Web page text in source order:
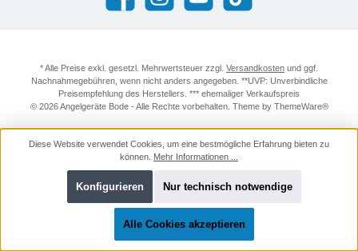
Facebook Instagram YouTube TikTok
* Alle Preise exkl. gesetzl. Mehrwertsteuer zzgl. Versandkosten und ggf.
Nachnahmegebühren, wenn nicht anders angegeben. **UVP: Unverbindliche
Preisempfehlung des Herstellers. *** ehemaliger Verkaufspreis
© 2026 Angelgeräte Bode - Alle Rechte vorbehalten. Theme by ThemeWare®
Diese Website verwendet Cookies, um eine bestmögliche Erfahrung bieten zu
können. Mehr Informationen ...
Nur technisch notwendige
Konfigurieren
Alle Cookies akzeptieren